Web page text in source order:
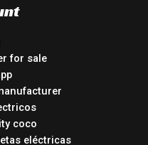
for sale
coco
eléctricas